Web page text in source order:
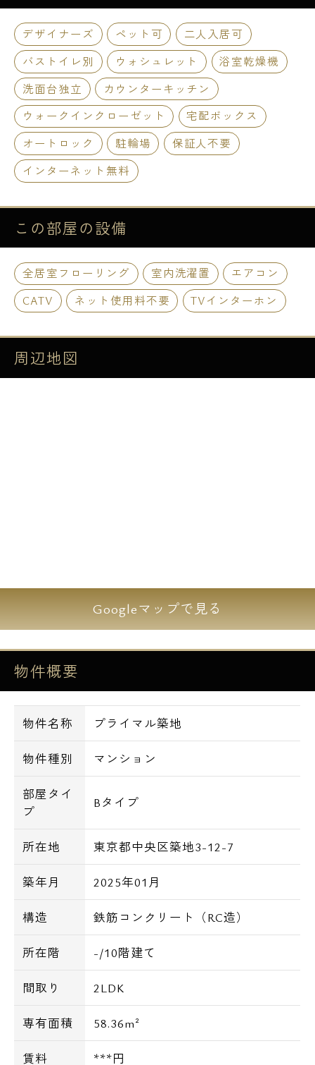
デザイナーズ ペット可
二人入居可
バストイレ別
ウォシュレット
浴室乾燥機
洗面台独立
カウンターキッチン
ウォークインクローゼット
宅配ボックス
オートロック
駐輪場
保証人不要
インターネット無料
この部屋の設備
全居室フローリング 室内洗濯置
エアコン
CATV
ネット使用料不要 TVインターホン
周辺地図
Googleマップで見る
物件概要
物件名称 プライマル築地
物件種別 マンション
部屋タイ
プ
Bタイプ
所在地 東京都中央区築地3-12-7
築年月 2025年01月
構造 鉄筋コンクリート（RC造）
所在階 -/10階建て
間取り 2LDK
専有面積 58.36m²
賃料 ***円